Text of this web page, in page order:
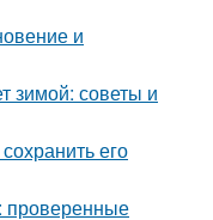
и
зимой: советы и
его
проверенные